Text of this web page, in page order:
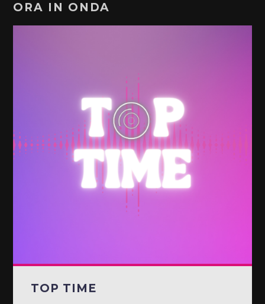
ORA IN ONDA
TOP TIME